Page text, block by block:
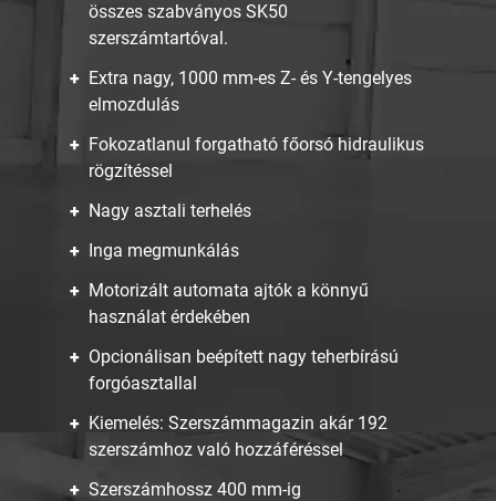
összes szabványos SK50
szerszámtartóval.
Extra nagy, 1000 mm-es Z- és Y-tengelyes
elmozdulás
Fokozatlanul forgatható főorsó hidraulikus
rögzítéssel
Nagy asztali terhelés
Inga megmunkálás
Motorizált automata ajtók a könnyű
használat érdekében
Opcionálisan beépített nagy teherbírású
forgóasztallal
Kiemelés: Szerszámmagazin akár 192
szerszámhoz való hozzáféréssel
Szerszámhossz 400 mm-ig